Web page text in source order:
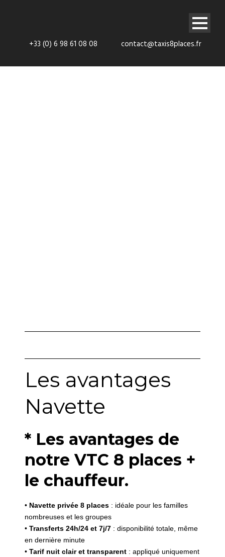
+33 (0) 6 98 61 08 08 contact@taxis8places.fr
Les avantages
Navette
* Les avantages de
notre VTC 8 places +
le chauffeur.
• Navette privée 8 places : idéale pour les familles
nombreuses et les groupes
• Transferts 24h/24 et 7j/7 : disponibilité totale, même
en dernière minute
• Tarif nuit clair et transparent : appliqué uniquement